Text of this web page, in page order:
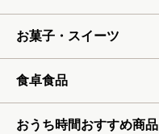
お菓子・スイーツ
食卓食品
おうち時間おすすめ商品